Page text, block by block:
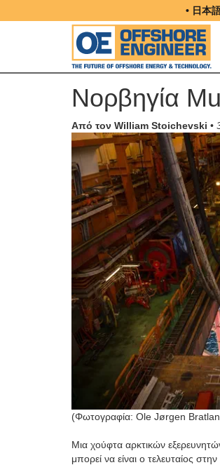
• 日本
Νορβηγία
Από τον William Stoichevski •
(Φωτογραφία: Ole Jørgen
Μια χούφτα αρκτικών
μπορεί να είναι ο τελευταίος